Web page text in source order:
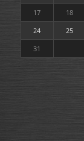
17
18
24
25
31